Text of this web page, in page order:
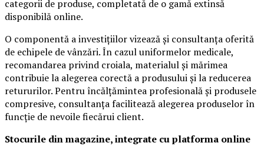
categorii de produse, completată de o gamă extinsă
disponibilă online.
O componentă a investițiilor vizează și consultanța oferită
de echipele de vânzări. În cazul uniformelor medicale,
recomandarea privind croiala, materialul și mărimea
contribuie la alegerea corectă a produsului și la reducerea
retururilor. Pentru încălțămintea profesională și produsele
compresive, consultanța facilitează alegerea produselor în
funcție de nevoile fiecărui client.
Stocurile din magazine, integrate cu platforma online